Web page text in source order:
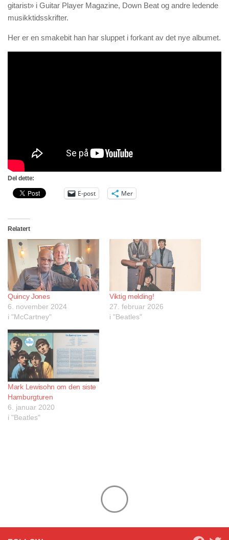
gitarist» i Guitar Player Magazine, Down Beat og andre ledende
musikktidsskrifter.
Her er en smakebit han har sluppet i forkant av det nye albumet.
Del dette:
E-post Mer
Relatert
Quincy Jones
6. november 2024
i "McCartney"
Viktig melding!
27. februar 2026
i "Beatles"
Mark Lewisohn om den siste
Hamburgturen
6. januar 2020
i "Beatles"